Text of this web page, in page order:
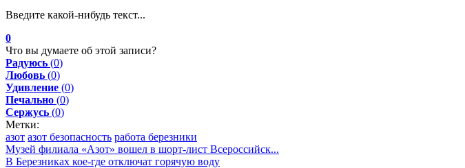
Введите какой-нибудь текст...
0
Что вы думаете об этой записи?
Радуюсь (0)
Любовь (0)
Удивление (0)
Печально (0)
Сержусь (0)
Метки:
азот азот безопасность работа березники
Музей филиала «Азот» вошел в шорт-лист Всероссийск...
В Березниках кое-где отключат горячую воду